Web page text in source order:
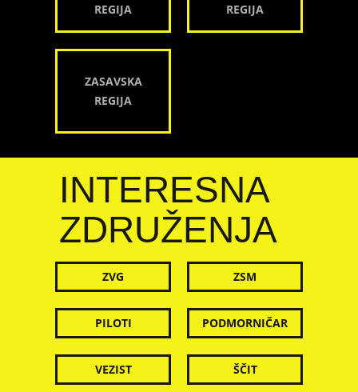
REGIJA
REGIJA
ZASAVSKA
REGIJA
INTERESNA
ZDRUŽENJA
ZVG ZSM
PILOTI PODMORNIČAR
VEZIST ŠČIT